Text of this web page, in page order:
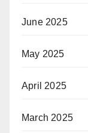
June 2025
May 2025
April 2025
March 2025